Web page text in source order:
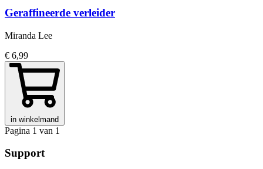
Geraffineerde verleider
Miranda Lee
€ 6,99
in winkelmand
Pagina 1 van 1
Support